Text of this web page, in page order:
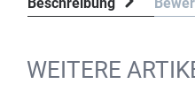
WEITERE